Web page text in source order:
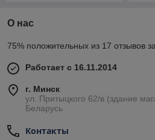
О нас
75% положительных из 17 отзывов
Работает с 16.11.2014
г. Минск
ул. Притыцкого 62/в (здание
Беларусь
Контакты